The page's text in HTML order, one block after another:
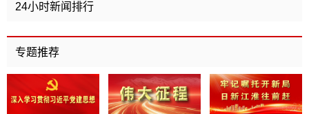
24小时新闻排行
专题推荐